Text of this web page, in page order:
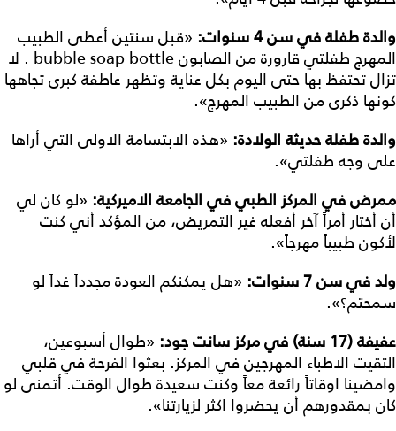
والدةطفلةفيسن4 سنوات: «قبل سنتين أعطى الطبيب
المهرج طفلتي قارورة من الصابون bubble soap bottle . لا
تزال تحتفظ بها حتى اليوم بكل عناية وتظهر عاطفة كبرى تجاهها
كونها ذكرى من الطبيب المهرج».
والدةطفلةحديثة الولادة: «هذه الابتسامة الاولى التي أراها
على وجه طفلتي».
ممرضفي المركز الطبيفي الجامعة الاميركية: «لو كان لي
أن أختار أمراً آخر أفعله غير التمريض، من المؤكد أني كنت
لأكون طبيباً مهرجاً».
ولدفيسن سنوات: «هل يمكنكم العودة مجدداً غداً لو
سمحتم؟».
عفيفة(17 سنة) فيمركزسانتجود: «طوال أسبوعين،
التقيت الاطباء المهرجين في المركز. بعثوا الفرحة في قلبي
وامضينا اوقاتاً رائعة معاً وكنت سعيدة طوال الوقت. أتمنى لو
كان بمقدورهم أن يحضروا اكثر لزيارتنا».